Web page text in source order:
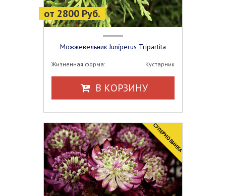
от 2800 Руб.
Можжевельник Juníperus Tripartita
Жизненная форма: Кустарник
В КОРЗИНУ
СУПЕРНОВИНКА